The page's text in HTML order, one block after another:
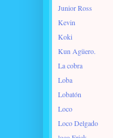
Junior Ross
Kevin
Koki
Kun Agüero.
La cobra
Loba
Lobatón
Loco
Loco Delgado